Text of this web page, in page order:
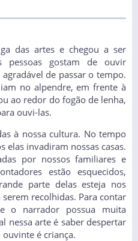
das artes e chegou a ser
pessoas gostam de ouvir
de passar o tempo.
no alpendre, em frente à
ao redor do fogão de lenha,
ouvi-las.
à nossa cultura. No tempo
elas invadiram nossas casas.
por nossos familiares e
estão esquecidos,
parte delas esteja nos
recolhidas. Para contar
o narrador possua muita
nessa arte é saber despertar
é criança.